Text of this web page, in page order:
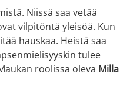
Niissä saa vetää
vilpitöntä yleisöä. Kun
hauskaa. Heistä saa
tulee
roolissa oleva Milla